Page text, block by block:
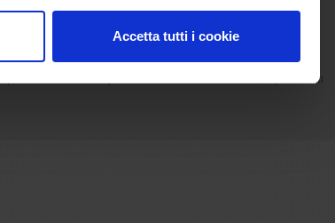
Accetta tutti i cookie
dei tre anni.
Contatti